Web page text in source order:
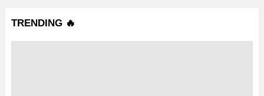
TRENDING 🔥